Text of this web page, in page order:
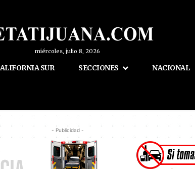
miércoles, julio 8, 2026
SUR SECCIONES NACIONAL
- Publicidad -